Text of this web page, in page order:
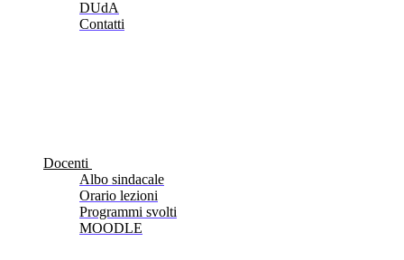
DUdA
Contatti
Docenti
Albo sindacale
Orario lezioni
Programmi svolti
MOODLE